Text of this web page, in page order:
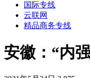
国际专线
云联网
精品商务专线
安徽：“内